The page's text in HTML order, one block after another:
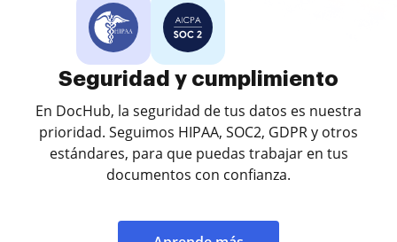
Seguridad y cumplimiento
En DocHub, la seguridad de tus datos es nuestra
prioridad. Seguimos HIPAA, SOC2, GDPR y otros
estándares, para que puedas trabajar en tus
documentos con confianza.